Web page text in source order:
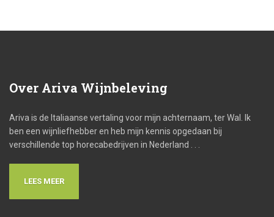
Over Ariva Wijnbeleving
Ariva is de Italiaanse vertaling voor mijn achternaam, ter Wal. Ik
ben een wijnliefhebber en heb mijn kennis opgedaan bij
verschillende top horecabedrijven in Nederland . . .
LEES MEER